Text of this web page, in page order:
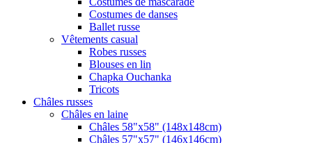
Costumes de danses
Ballet russe
Vêtements casual
Robes russes
Blouses en lin
Chapka Ouchanka
Tricots
Châles russes
Châles en laine
Châles 58"x58" (148x148cm)
Châles 57"x57" (146x146cm)